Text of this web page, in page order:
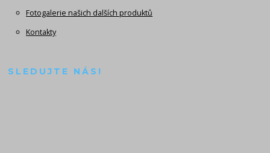
Fotogalerie našich dalších produktů
Kontakty
SLEDUJTE NÁS!